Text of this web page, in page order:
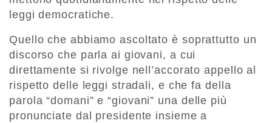
leggi democratiche.
Quello che abbiamo ascoltato è soprattutto un
discorso che parla ai giovani, a cui
direttamente si rivolge nell’accorato appello al
rispetto delle leggi stradali, e che fa della
parola “domani” e “giovani” una delle più
pronunciate dal presidente insieme a